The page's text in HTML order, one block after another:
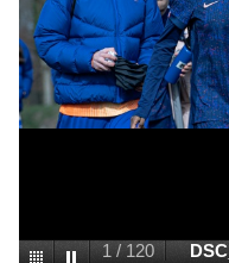
1 / 120